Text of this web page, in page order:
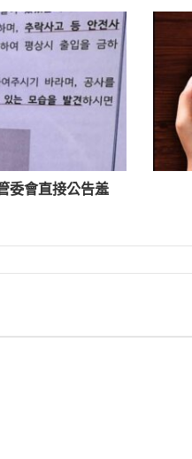
委會直接公告羞